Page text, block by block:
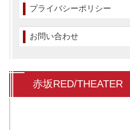
プライバシーポリシー
お問い合わせ
赤坂RED/THEATER